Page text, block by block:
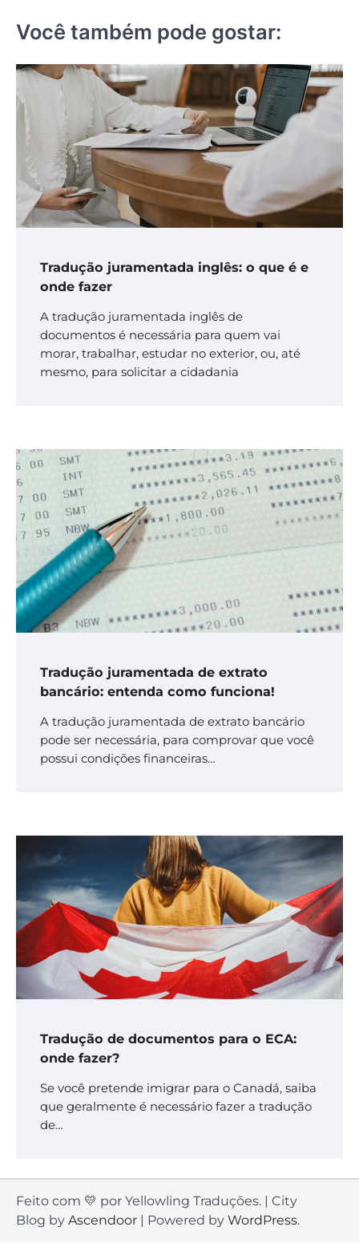
Você também pode gostar:
Tradução juramentada inglês: o que é e
onde fazer
A tradução juramentada inglês de
documentos é necessária para quem vai
morar, trabalhar, estudar no exterior, ou, até
mesmo, para solicitar a cidadania
Tradução juramentada de extrato
bancário: entenda como funciona!
A tradução juramentada de extrato bancário
pode ser necessária, para comprovar que você
possui condições financeiras…
Tradução de documentos para o ECA:
onde fazer?
Se você pretende imigrar para o Canadá, saiba
que geralmente é necessário fazer a tradução
de…
Feito com 💛 por Yellowling Traduções. | City
Blog by Ascendoor | Powered by WordPress.